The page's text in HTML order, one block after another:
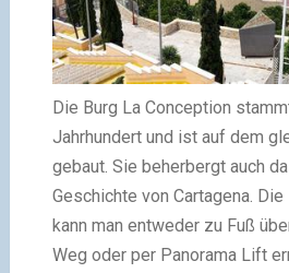
Die Burg La Conception
Jahrhundert und ist auf dem
gebaut. Sie beherbergt auch
Geschichte von Cartagena.
kann man entweder zu Fuß
Weg oder per Panorama Lift